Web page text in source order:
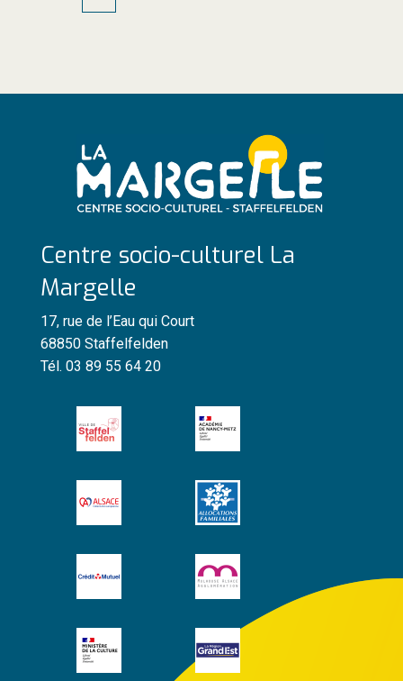
Centre socio-culturel La
Margelle
17, rue de l’Eau qui Court
68850 Staffelfelden
Tél. 03 89 55 64 20